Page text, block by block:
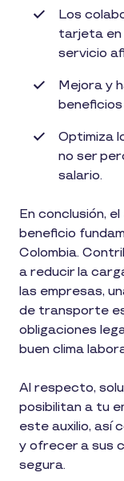
Los
tarjeta en
servicio
Mejora y
Optimiza
no ser
salario.
En conclusión, el
beneficio
Colombia.
a reducir la
las empresas,
de transporte
obligaciones
buen clima
Al respecto,
posibilitan a tu
este auxilio, así
y ofrecer a sus
segura.